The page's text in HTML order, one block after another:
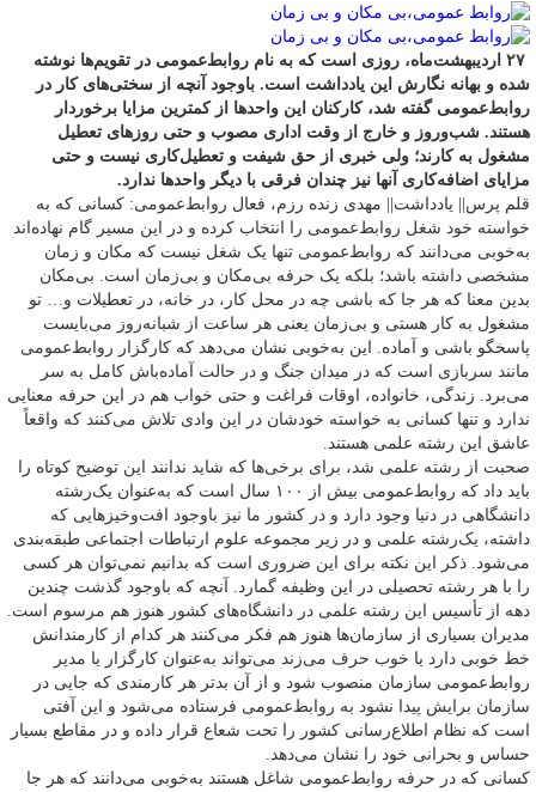
۲۷ اردیبهشت‌ماه، روزی است که به نام روابط‌عمومی در تقویم‌ها نوشته
شده و بهانه نگارش این یادداشت است. باوجود آنچه از سختی‌های کار در
روابط‌عمومی گفته شد، کارکنان این واحدها از کمترین مزایا برخوردار
هستند. شب‌وروز و خارج از وقت اداری مصوب و حتی روزهای تعطیل
مشغول به کارند؛ ولی خبری از حق شیفت و تعطیل‌کاری نیست و حتی
مزایای اضافه‌کاری آنها نیز چندان فرقی با دیگر واحدها ندارد.
قلم پرس|| یادداشت|| مهدی زنده رزم، فعال روابط‌عمومی: کسانی که به
خواسته خود شغل روابط‌عمومی را انتخاب کرده و در این مسیر گام نهاده‌اند
به‌خوبی می‌دانند که روابط‌عمومی تنها یک شغل نیست که مکان و زمان
مشخصی داشته باشد؛ بلکه یک حرفه بی‌مکان و بی‌زمان است. بی‌مکان
بدین معنا که هر جا که باشی چه در محل کار، در خانه، در تعطیلات و… تو
مشغول به کار هستی و بی‌زمان یعنی هر ساعت از شبانه‌روز می‌بایست
پاسخگو باشی و آماده. این به‌خوبی نشان می‌دهد که کارگزار روابط‌عمومی
مانند سربازی است که در میدان جنگ و در حالت آماده‌باش کامل به سر
می‌برد. زندگی، خانواده، اوقات فراغت و حتی خواب هم در این حرفه معنایی
ندارد و تنها کسانی به خواسته خودشان در این وادی تلاش می‌کنند که واقعاً
عاشق این رشته علمی هستند.
صحبت از رشته علمی شد، برای برخی‌ها که شاید ندانند این توضیح کوتاه را
باید داد که روابط‌عمومی بیش از ۱۰۰ سال است که به‌عنوان یک‌رشته
دانشگاهی در دنیا وجود دارد و در کشور ما نیز باوجود افت‌وخیزهایی که
داشته، یک‌رشته علمی و در زیر مجموعه علوم ارتباطات اجتماعی طبقه‌بندی
می‌شود. ذکر این نکته برای این ضروری است که بدانیم نمی‌توان هر کسی
را با هر رشته تحصیلی در این وظیفه گمارد. آنچه که باوجود گذشت چندین
دهه از تأسیس این رشته علمی در دانشگاه‌های کشور هنوز هم مرسوم است.
مدیران بسیاری از سازمان‌ها هنوز هم فکر می‌کنند هر کدام از کارمندانش
خط خوبی دارد یا خوب حرف می‌زند می‌تواند به‌عنوان کارگزار یا مدیر
روابط‌عمومی سازمان منصوب شود و از آن بدتر هر کارمندی که جایی در
سازمان برایش پیدا نشود به روابط‌عمومی فرستاده می‌شود و این آفتی
است که نظام اطلاع‌رسانی کشور را تحت شعاع قرار داده و در مقاطع بسیار
حساس و بحرانی خود را نشان می‌دهد.
کسانی که در حرفه روابط‌عمومی شاغل هستند به‌خوبی می‌دانند که هر جا